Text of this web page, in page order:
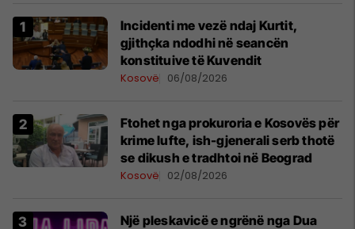
Incidenti me vezë ndaj Kurtit,
gjithçka ndodhi në seancën
konstituive të Kuvendit
Kosovë 06/08/2026
Ftohet nga prokuroria e Kosovës për
krime lufte, ish-gjenerali serb thotë
se dikush e tradhtoi në Beograd
Kosovë 02/08/2026
Një pleskavicë e ngrënë nga Dua